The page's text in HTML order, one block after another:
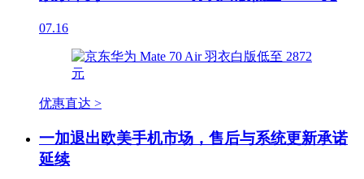
07.16
优惠直达 >
一加退出欧美手机市场，售后与系统更新承诺
延续